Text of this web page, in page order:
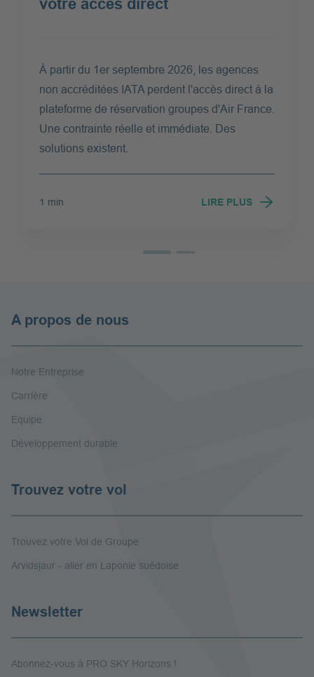
À partir du 1er septembre 2026, les agences
non accréditées IATA perdent l'accès direct à la
plateforme de réservation groupes d'Air France.
Une contrainte réelle et immédiate. Des
solutions existent.
1 min LIRE PLUS
A propos de nous
Notre Entreprise
Carrière
Equipe
Développement durable
Trouvez votre vol
Trouvez votre Vol de Groupe
Arvidsjaur - aller en Laponie suédoise
Newsletter
Abonnez-vous à PRO SKY Horizons !